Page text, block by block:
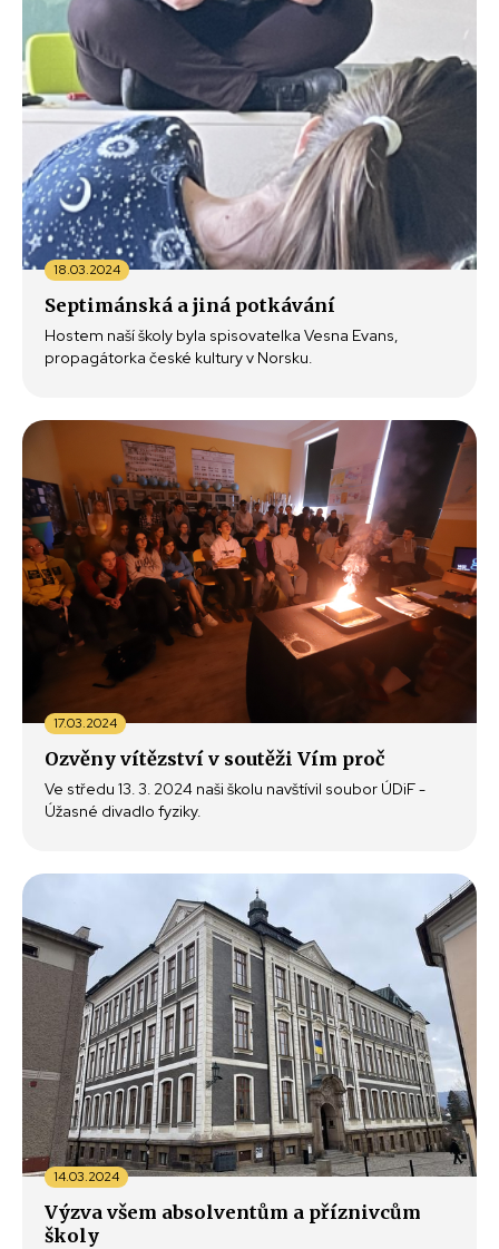
Septimánská a jiná potkávání
18.03.2024
Hostem naší školy byla spisovatelka Vesna Evans,
propagátorka české kultury v Norsku.
Ozvěny vítězství v soutěži Vím proč
17.03.2024
Ve středu 13. 3. 2024 naši školu navštívil soubor ÚDiF -
Úžasné divadlo fyziky.
Výzva všem absolventům a příznivcům
školy
14.03.2024